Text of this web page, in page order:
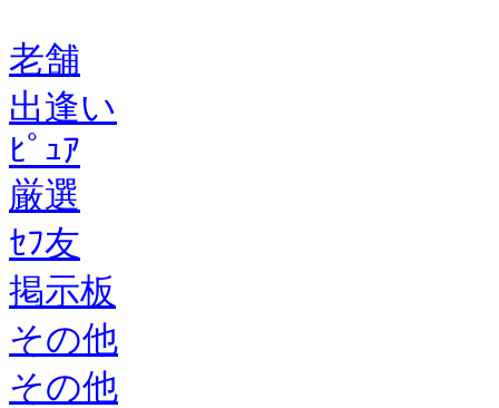
老舗
出逢い
ﾋﾟｭｱ
厳選
ｾﾌ友
掲示板
その他
その他